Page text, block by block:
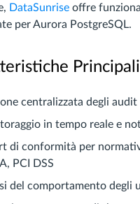
DataSunrise offre
per Aurora PostgreSQL.
Principali
centralizzata degli audit
in tempo reale e
di conformità per
PCI DSS
del comportamento degli